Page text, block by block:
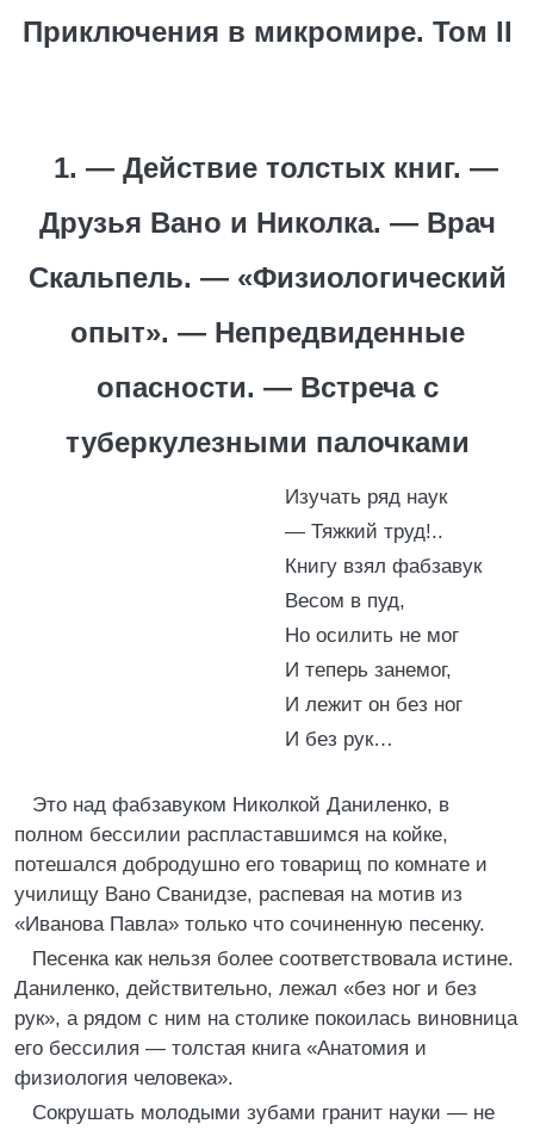
Приключения в микромире. Том II
1. — Действие толстых книг. —
Друзья Вано и Николка. — Врач
Скальпель. — «Физиологический
опыт». — Непредвиденные
опасности. — Встреча с
туберкулезными палочками
Изучать ряд наук
— Тяжкий труд!..
Книгу взял фабзавук
Весом в пуд,
Но осилить не мог
И теперь занемог,
И лежит он без ног
И без рук…
Это над фабзавуком Николкой Даниленко, в
полном бессилии распластавшимся на койке,
потешался добродушно его товарищ по комнате и
училищу Вано Сванидзе, распевая на мотив из
«Иванова Павла» только что сочиненную песенку.
Песенка как нельзя более соответствовала истине.
Даниленко, действительно, лежал «без ног и без
рук», а рядом с ним на столике покоилась виновница
его бессилия — толстая книга «Анатомия и
физиология человека».
Сокрушать молодыми зубами гранит науки — не